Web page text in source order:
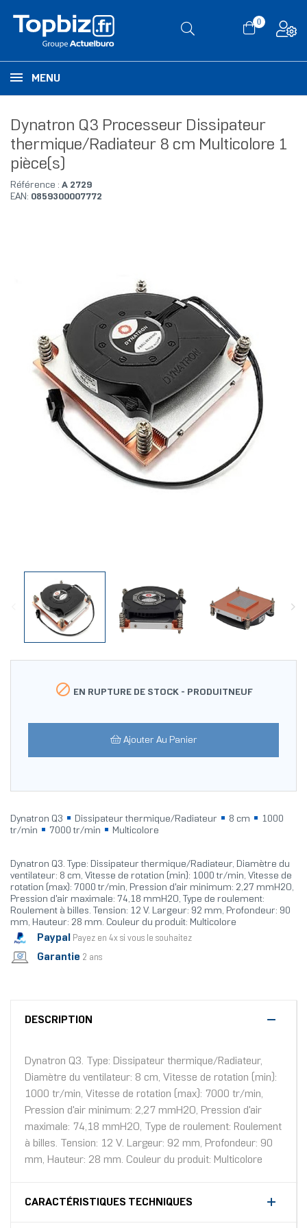
0
MENU
Dynatron Q3 Processeur Dissipateur
thermique/Radiateur 8 cm Multicolore 1
pièce(s)
Référence : A 2729
EAN: 0859300007772
 EN RUPTURE DE STOCK - PRODUITNEUF
Ajouter Au Panier
Dynatron Q3 Dissipateur thermique/Radiateur 8 cm
1000
tr/min
7000 tr/min Multicolore
Dynatron Q3. Type: Dissipateur thermique/Radiateur, Diamètre du
ventilateur: 8 cm, Vitesse de rotation (min): 1000 tr/min, Vitesse de
rotation (max): 7000 tr/min, Pression d'air minimum: 2,27 mmH2O,
Pression d'air maximale: 74,18 mmH2O, Type de roulement:
Roulement à billes. Tension: 12 V. Largeur: 92 mm, Profondeur: 90
mm, Hauteur: 28 mm. Couleur du produit: Multicolore
Paypal Payez en 4x si vous le souhaitez
Garantie 2 ans
DESCRIPTION
Dynatron Q3. Type: Dissipateur thermique/Radiateur,
Diamètre du ventilateur: 8 cm, Vitesse de rotation (min):
1000 tr/min, Vitesse de rotation (max): 7000 tr/min,
Pression d'air minimum: 2,27 mmH2O, Pression d'air
maximale: 74,18 mmH2O, Type de roulement: Roulement
à billes. Tension: 12 V. Largeur: 92 mm, Profondeur: 90
mm, Hauteur: 28 mm. Couleur du produit: Multicolore
CARACTÉRISTIQUES TECHNIQUES